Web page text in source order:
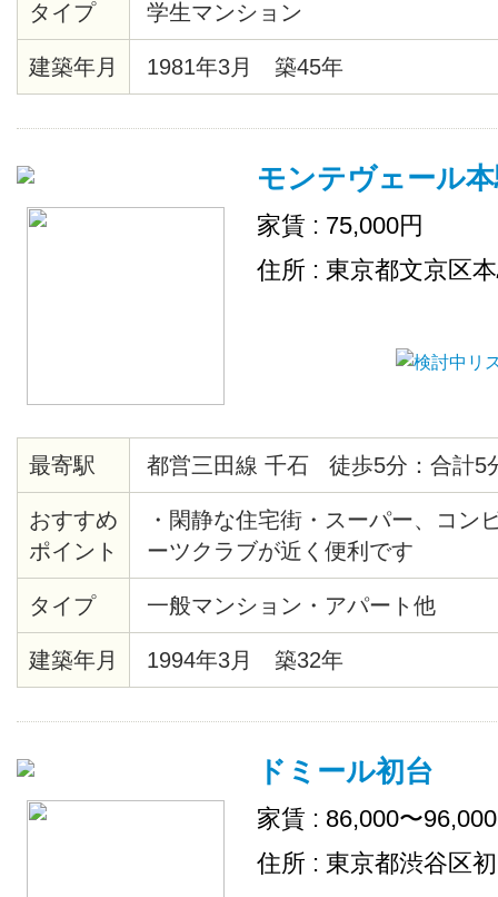
電もついているので、お引越しも
タイプ 学生マンション
建築年月 1981年3月 築45年
モンテヴェール
家賃 : 75,000円
住所 : 東京都文京区
最寄駅 都営三田線 千石 徒歩5分：合計5
おすすめ
ポイント
・閑静な住宅街・スーパー、コン
ーツクラブが近く便利です
タイプ 一般マンション・アパート他
建築年月 1994年3月 築32年
ドミール初台
家賃 : 86,000〜
住所 : 東京都渋谷区